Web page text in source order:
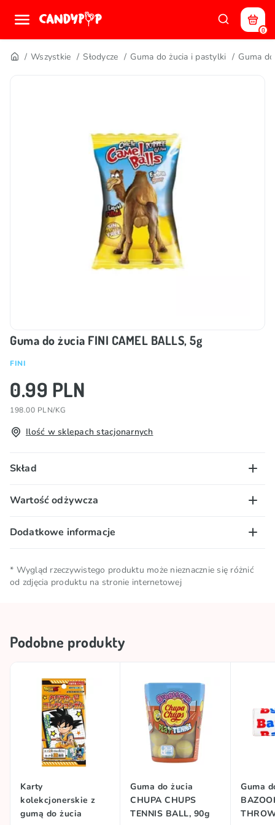
0
Wszystkie Słodycze Guma do żucia i pastylki Guma
Guma do żucia FINI CAMEL BALLS, 5g
FINI
0.99 PLN
198.00 PLN/KG
Ilość w sklepach stacjonarnych
Skład
cukier, syrop glukozowy, baza gumowa (zawiera
E296), regulator kwasowości (E325), substancje
glazurujące (E901, E903, E904), barwniki (E120,
się dla dzieci poniżej 3 lat.
Wartość odżywcza
100g/ml
węglowodany – 80g, w tym cukry – 70g; białko – 0g;
sól – 0,2g.
Dodatkowe informacje
Ilość netto 0.005 KG
Marka FINI
* Wygląd rzeczywistego produktu może nieznacznie się różnić
od zdjęcia produktu na stronie internetowej
Podobne produkty
Karty
kolekcjonerskie z
gumą do żucia
Guma do żucia
CHUPA CHUPS
TENNIS BALL, 90g
Guma